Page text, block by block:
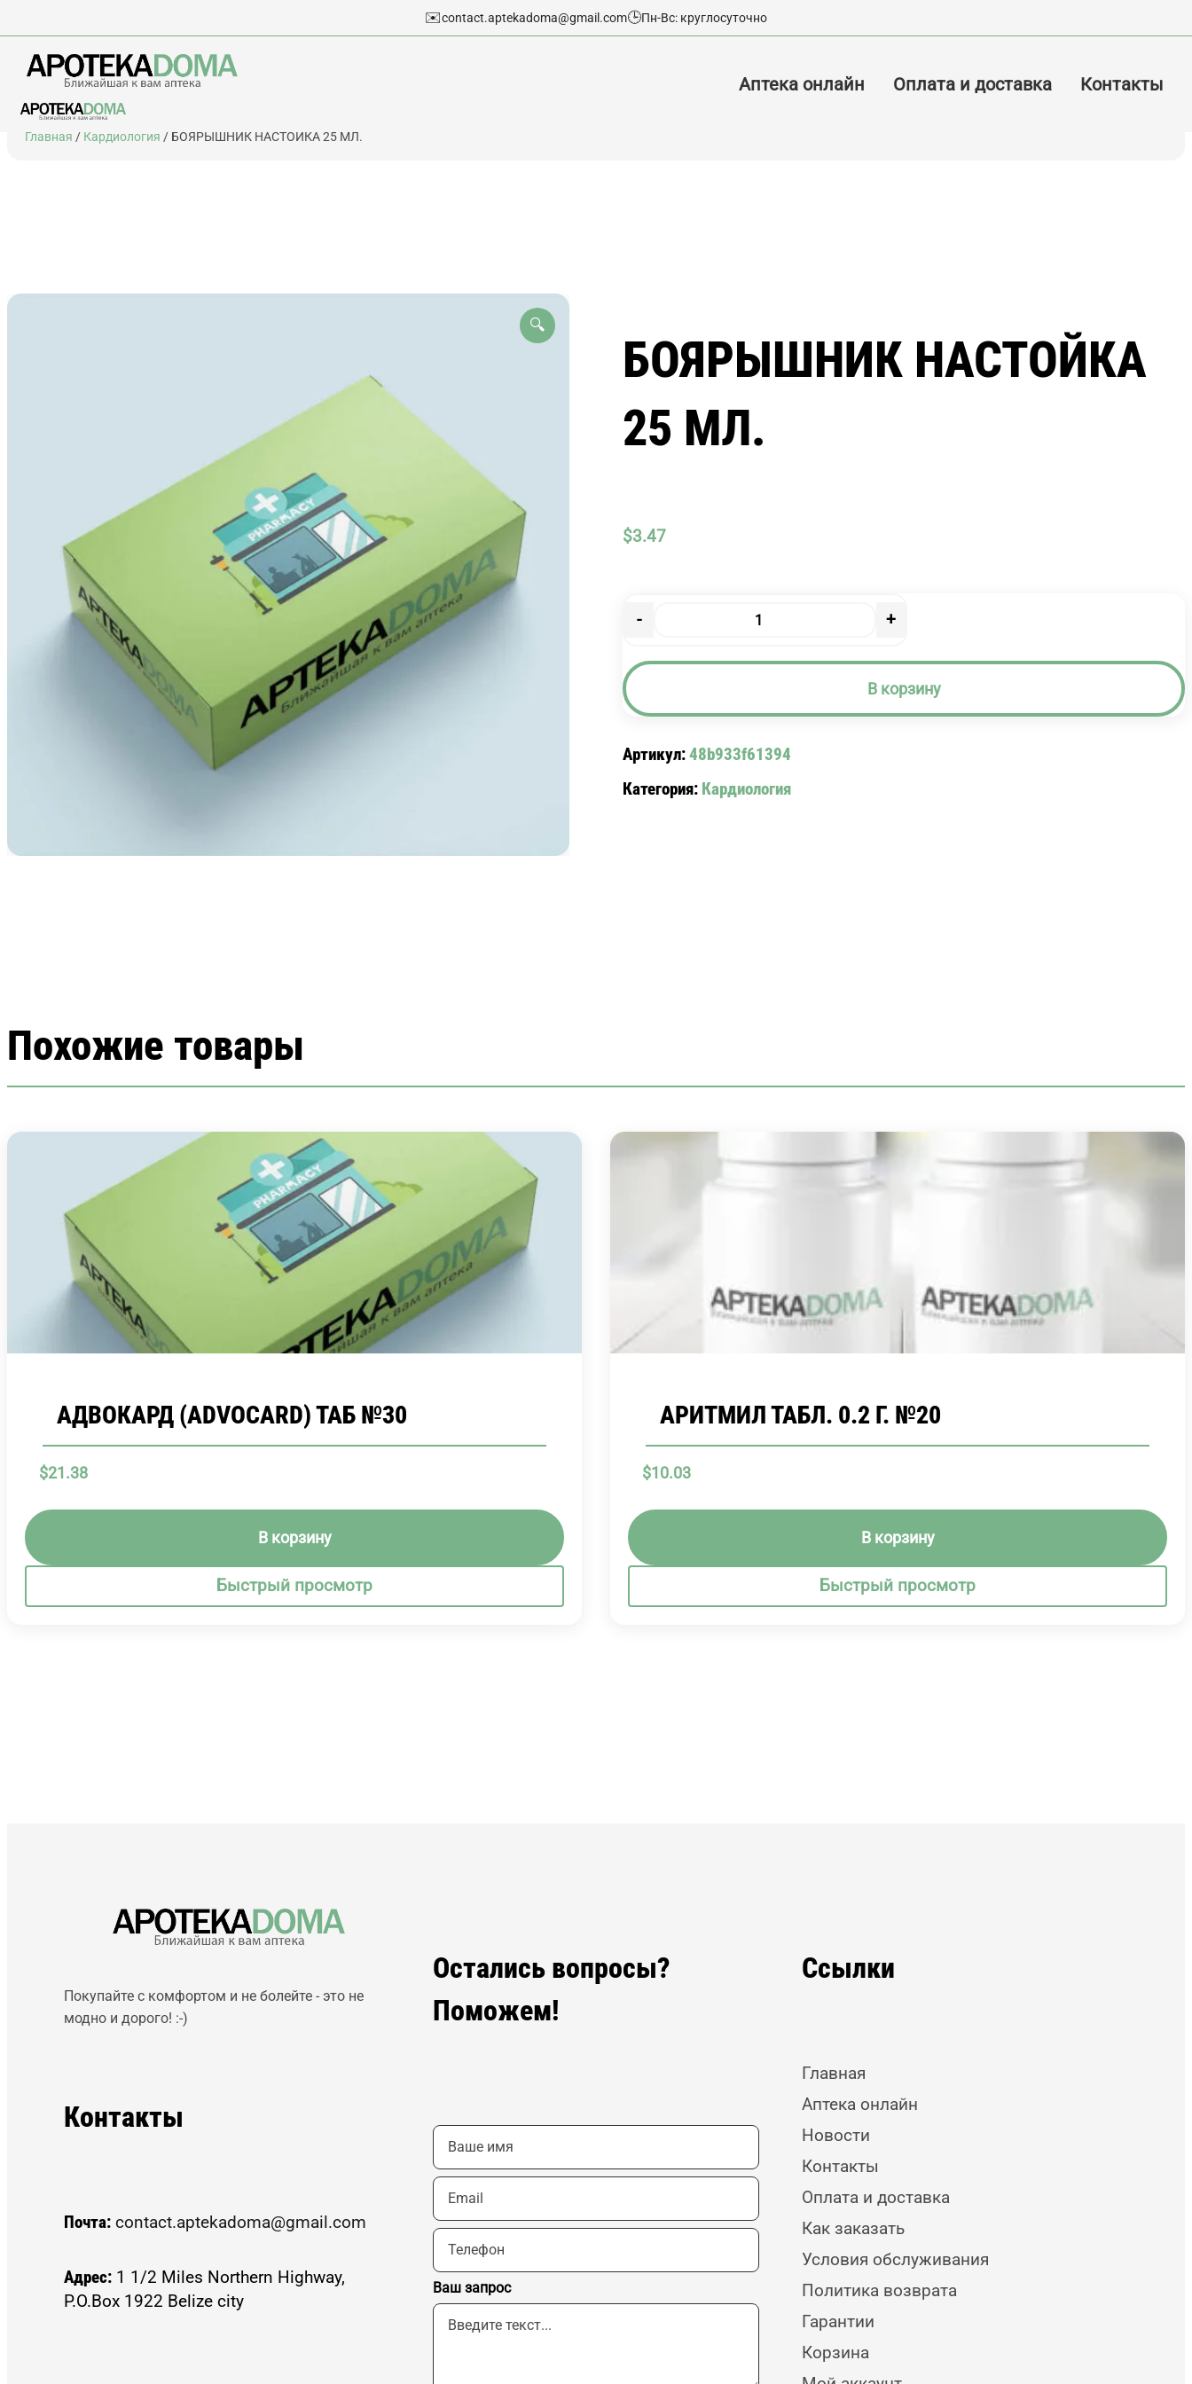
Перейти
✉️contact.aptekadoma@gmail.com🕒Пн-Вс: круглосуточно
Аптека онлайн Оплата и доставка Контакты
Главная / Кардиология / БОЯРЫШНИК НАСТОЙКА 25 МЛ.
🔍
БОЯРЫШНИК НАСТОЙКА
25 МЛ.
$3.47
-
БОЯРЫШНИК
НАСТОЙКА
МЛ.
+
В корзину
Артикул:48b933f61394
Категория: Кардиология
Похожие товары
АДВОКАРД (ADVOCARD) ТАБ №30
$21.38
В корзину
Быстрый просмотр
АРИТМИЛ ТАБЛ. 0.2 Г. №20
$10.03
В корзину
Быстрый просмотр
Покупайте с комфортом и не болейте - это не
модно и дорого! :-)
Контакты
Почта: contact.aptekadoma@gmail.com
Адрес: 1 1/2 Miles Northern Highway,
P.O.Box 1922 Belize city
Остались вопросы?
Поможем!
Ваш запрос
Ссылки
Главная
Аптека онлайн
Новости
Контакты
Оплата и доставка
Как заказать
Условия обслуживания
Политика возврата
Гарантии
Корзина